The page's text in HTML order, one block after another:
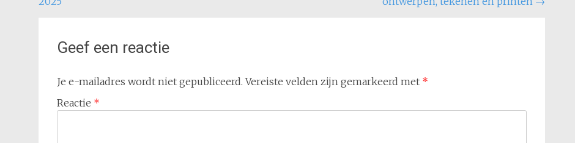
navigatie
Geef een reactie
Je e-mailadres wordt niet gepubliceerd. Vereiste velden zijn gemarkeerd met *
Reactie *